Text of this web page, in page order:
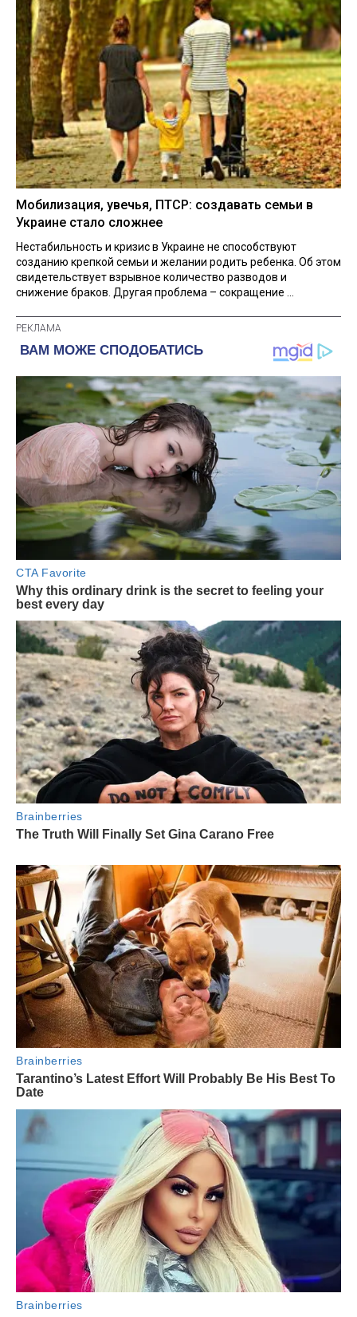
Мобилизация, увечья, ПТСР: создавать семьи в
Украине стало сложнее
Нестабильность и кризис в Украине не способствуют
созданию крепкой семьи и желании родить ребенка. Об этом
свидетельствует взрывное количество разводов и
снижение браков. Другая проблема – сокращение ...